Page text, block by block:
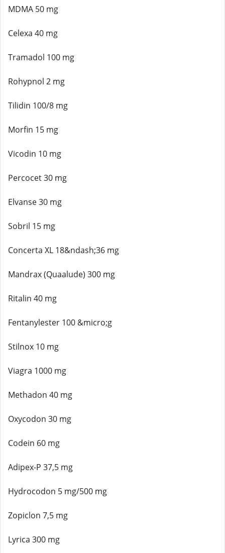
MDMA 50 mg
Celexa 40 mg
Tramadol 100 mg
Rohypnol 2 mg
Tilidin 100/8 mg
Morfin 15 mg
Vicodin 10 mg
Percocet 30 mg
Elvanse 30 mg
Sobril 15 mg
Concerta XL 18&ndash;36 mg
Mandrax (Quaalude) 300 mg
Ritalin 40 mg
Fentanylester 100 &micro;g
Stilnox 10 mg
Viagra 1000 mg
Methadon 40 mg
Oxycodon 30 mg
Codein 60 mg
Adipex-P 37,5 mg
Hydrocodon 5 mg/500 mg
Zopiclon 7,5 mg
Lyrica 300 mg